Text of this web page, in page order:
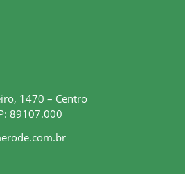
1470 – Centro
89107.000